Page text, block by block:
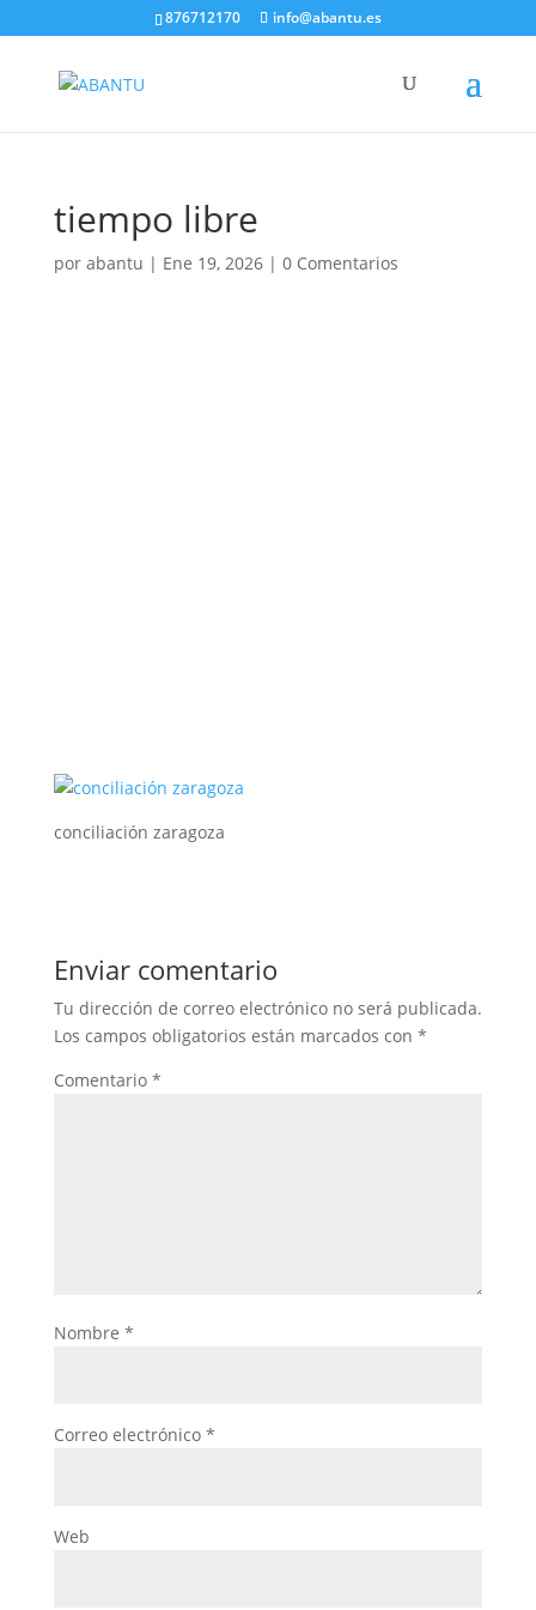
876712170 info@abantu.es
tiempo libre
por abantu | Ene 19, 2026| 0 Comentarios
conciliación zaragoza
Enviar comentario
Tu dirección de correo electrónico no será publicada.
Los campos obligatorios están marcados con *
Comentario *
Nombre *
Correo electrónico *
Web